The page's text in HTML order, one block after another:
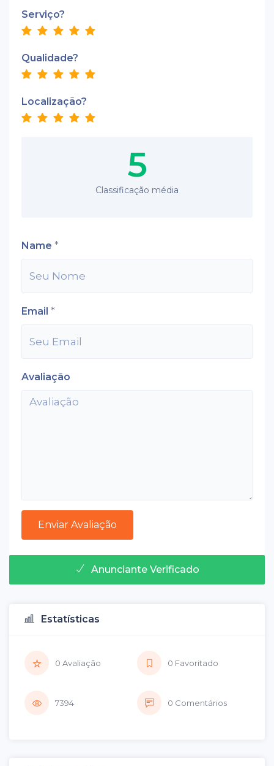
Serviço?
Qualidade?
Localização?
5
Classificação média
Name *
Email *
Avaliação
Anunciante Verificado
Estatísticas
0 Avaliação 0 Favoritado
7394 0 Comentários